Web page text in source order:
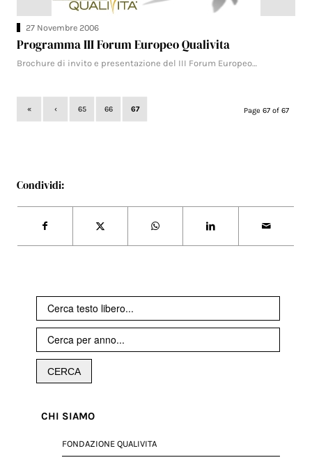
27 Novembre 2006
Programma III Forum Europeo Qualivita
Brochure di invito e presentazione del III Forum Europeo…
Page 67 of 67
« ‹ 65 66 67
Condividi:
CHI SIAMO
FONDAZIONE QUALIVITA